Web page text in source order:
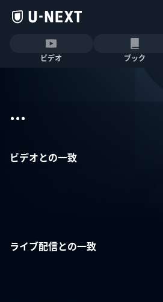
ビデオ ブック
...
ビデオとの一致
ライブ配信との一致